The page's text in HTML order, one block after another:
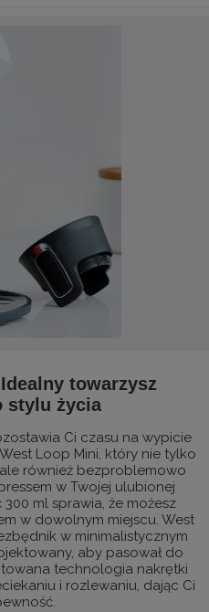
towarzysz
stylu życia
Ci czasu na wypicie
Loop Mini, który nie tylko
również bezproblemowo
w Twojej ulubionej
ml sprawia, że możesz
w dowolnym miejscu. West
w minimalistycznym
aby pasował do
technologia nakrętki
i rozlewaniu, dając Ci